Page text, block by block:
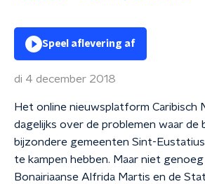
Speel aflevering af
di 4 december 2018
Het online nieuwsplatform Caribisch
dagelijks over de problemen waar de
bijzondere gemeenten Sint-
te kampen hebben. Maar niet
Bonairiaanse Alfrida Martis en de